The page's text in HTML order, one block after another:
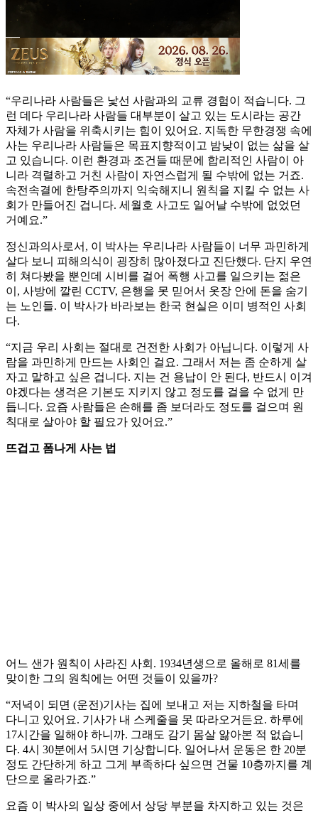
“우리나라 사람들은 낯선 사람과의 교류 경험이 적습니다. 그
런 데다 우리나라 사람들 대부분이 살고 있는 도시라는 공간
자체가 사람을 위축시키는 힘이 있어요. 지독한 무한경쟁 속에
사는 우리나라 사람들은 목표지향적이고 밤낮이 없는 삶을 살
고 있습니다. 이런 환경과 조건들 때문에 합리적인 사람이 아
니라 격렬하고 거친 사람이 자연스럽게 될 수밖에 없는 거죠.
속전속결에 한탕주의까지 익숙해지니 원칙을 지킬 수 없는 사
회가 만들어진 겁니다. 세월호 사고도 일어날 수밖에 없었던
거예요.”
정신과의사로서, 이 박사는 우리나라 사람들이 너무 과민하게
살다 보니 피해의식이 굉장히 많아졌다고 진단했다. 단지 우연
히 쳐다봤을 뿐인데 시비를 걸어 폭행 사고를 일으키는 젊은
이, 사방에 깔린 CCTV, 은행을 못 믿어서 옷장 안에 돈을 숨기
는 노인들. 이 박사가 바라보는 한국 현실은 이미 병적인 사회
다.
“지금 우리 사회는 절대로 건전한 사회가 아닙니다. 이렇게 사
람을 과민하게 만드는 사회인 걸요. 그래서 저는 좀 순하게 살
자고 말하고 싶은 겁니다. 지는 건 용납이 안 된다, 반드시 이겨
야겠다는 생걱은 기본도 지키지 않고 정도를 걸을 수 없게 만
듭니다. 요즘 사람들은 손해를 좀 보더라도 정도를 걸으며 원
칙대로 살아야 할 필요가 있어요.”
뜨겁고 폼나게 사는 법
어느 샌가 원칙이 사라진 사회. 1934년생으로 올해로 81세를
맞이한 그의 원칙에는 어떤 것들이 있을까?
“저녁이 되면 (운전)기사는 집에 보내고 저는 지하철을 타며
다니고 있어요. 기사가 내 스케줄을 못 따라오거든요. 하루에
17시간을 일해야 하니까. 그래도 감기 몸살 앓아본 적 없습니
다. 4시 30분에서 5시면 기상합니다. 일어나서 운동은 한 20분
정도 간단하게 하고 그게 부족하다 싶으면 건물 10층까지를 계
단으로 올라가죠.”
요즘 이 박사의 일상 중에서 상당 부분을 차지하고 있는 것은